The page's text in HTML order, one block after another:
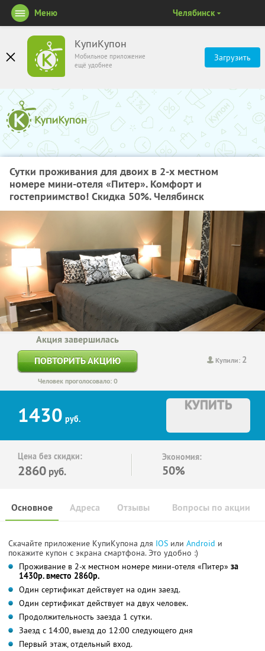
КупиКупон
Мобильное приложение
ещё удобнее
Загрузить
Меню Челябинск
Сутки проживания для двоих в 2-х местном
номере мини-отеля «Питер». Комфорт и
гостеприимство! Скидка 50%. Челябинск
Купили: 2
Акция завершилась
ПОВТОРИТЬ АКЦИЮ
Человек проголосовало: 0
1430 руб.
КУПИТЬ
Цена без скидки:
2860 руб.
Экономия:
50%
Основное Отзывы Вопросы по акции
Адреса
Скачайте приложение КупиКупона для IOS или Android и
покажите купон с экрана смартфона. Это удобно :)
Проживание в 2-х местном номере мини-отеля «Питер» за
1430р. вместо 2860р.
Один сертификат действует на один заезд.
Один сертификат действует на двух человек.
Продолжительность заезда 1 сутки.
Заезд с 14:00, выезд до 12:00 следующего дня
Первый этаж, отдельный вход.